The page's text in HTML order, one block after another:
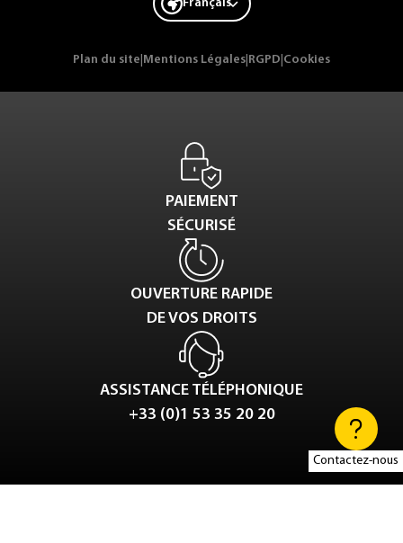
Contactez-nous
Français
Plan du site Mentions Légales RGPD Cookies
PAIEMENT
SÉCURISÉ
OUVERTURE RAPIDE
DE VOS DROITS
ASSISTANCE TÉLÉPHONIQUE
+33 (0)1 53 35 20 20